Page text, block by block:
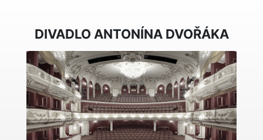
DIVADLO ANTONÍNA DVOŘÁKA